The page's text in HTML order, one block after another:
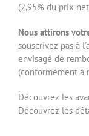
(2,95% du prix
Nous attirons
souscrivez pas à
envisagé de
(conformément à
Découvrez les
Découvrez les